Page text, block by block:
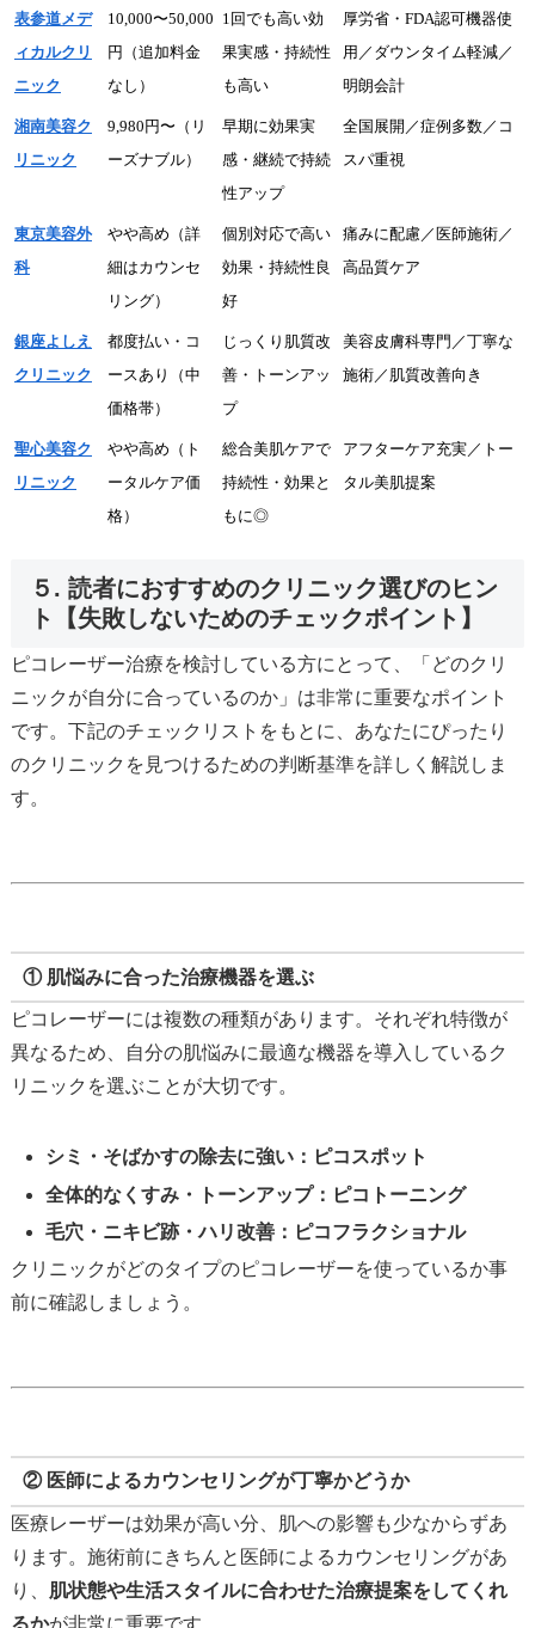
表参道メデ
ィカルクリ
ニック
10,000〜50,000
円（追加料金
なし）
1回でも高い効
果実感・持続性
も高い
厚労省・FDA認可機器使
用／ダウンタイム軽減／
明朗会計
湘南美容ク
リニック
9,980円〜（リ
ーズナブル）
早期に効果実
感・継続で持続
性アップ
全国展開／症例多数／コ
スパ重視
東京美容外
科
やや高め（詳
細はカウンセ
リング）
個別対応で高い
効果・持続性良
好
痛みに配慮／医師施術／
高品質ケア
銀座よしえ
クリニック
都度払い・コ
ースあり（中
価格帯）
じっくり肌質改
善・トーンアッ
プ
美容皮膚科専門／丁寧な
施術／肌質改善向き
聖心美容ク
リニック
やや高め（ト
ータルケア価
格）
総合美肌ケアで
持続性・効果と
もに◎
アフターケア充実／トー
タル美肌提案
５. 読者におすすめのクリニック選びのヒン
ト【失敗しないためのチェックポイント】
ピコレーザー治療を検討している方にとって、「どのクリ
ニックが自分に合っているのか」は非常に重要なポイント
です。下記のチェックリストをもとに、あなたにぴったり
のクリニックを見つけるための判断基準を詳しく解説しま
す。
① 肌悩みに合った治療機器を選ぶ
ピコレーザーには複数の種類があります。それぞれ特徴が
異なるため、自分の肌悩みに最適な機器を導入しているク
リニックを選ぶことが大切です。
シミ・そばかすの除去に強い：ピコスポット
全体的なくすみ・トーンアップ：ピコトーニング
毛穴・ニキビ跡・ハリ改善：ピコフラクショナル
クリニックがどのタイプのピコレーザーを使っているか事
前に確認しましょう。
② 医師によるカウンセリングが丁寧かどうか
医療レーザーは効果が高い分、肌への影響も少なからずあ
ります。施術前にきちんと医師によるカウンセリングがあ
り、 肌状態や生活スタイルに合わせた治療提案をしてくれ
るかが非常に重要です。